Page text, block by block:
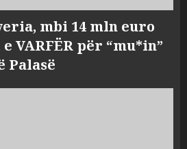
mbi 14 mln euro
VARFËR për “mu*in”
Palasë